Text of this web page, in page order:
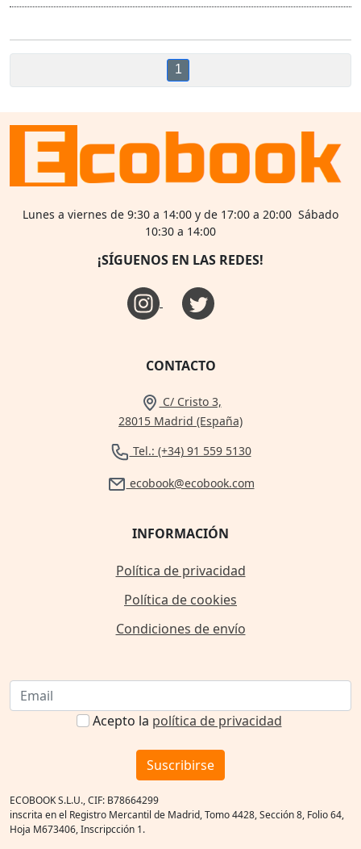
1
Lunes a viernes de 9:30 a 14:00 y de 17:00 a 20:00 Sábado
10:30 a 14:00
¡SÍGUENOS EN LAS REDES!
CONTACTO
C/ Cristo 3,
28015 Madrid (España)
Tel.: (+34) 91 559 5130
ecobook@ecobook.com
INFORMACIÓN
Política de privacidad
Política de cookies
Condiciones de envío
Acepto la política de privacidad
Suscribirse
ECOBOOK S.L.U., CIF: B78664299
inscrita en el Registro Mercantil de Madrid, Tomo 4428, Sección 8, Folio 64,
Hoja M673406, Inscripcción 1.